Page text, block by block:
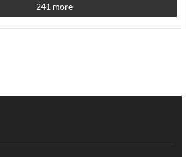
241 more